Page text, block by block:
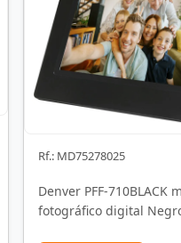
Rf.: MD75278025
Denver PFF-710BLACK
fotográfico digital